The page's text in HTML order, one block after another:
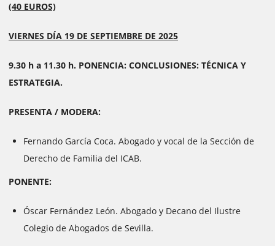
(40 EUROS)
VIERNES DÍA 19 DE SEPTIEMBRE DE 2025
9.30 h a 11.30 h. PONENCIA: CONCLUSIONES: TÉCNICA Y
ESTRATEGIA.
PRESENTA / MODERA:
Fernando García Coca. Abogado y vocal de la Sección de
Derecho de Familia del ICAB.
PONENTE:
Óscar Fernández León. Abogado y Decano del Ilustre
Colegio de Abogados de Sevilla.